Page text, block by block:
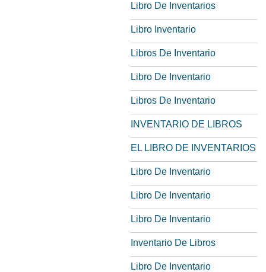
Libro De Inventarios
Libro Inventario
Libros De Inventario
Libro De Inventario
Libros De Inventario
INVENTARIO DE LIBROS
EL LIBRO DE INVENTARIOS
Libro De Inventario
Libro De Inventario
Libro De Inventario
Inventario De Libros
Libro De Inventario